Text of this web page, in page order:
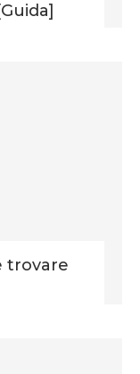
trovare